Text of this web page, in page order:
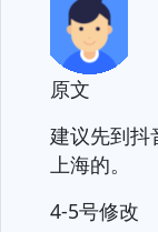
原文
建议先到抖
上海的。
4-5号修改